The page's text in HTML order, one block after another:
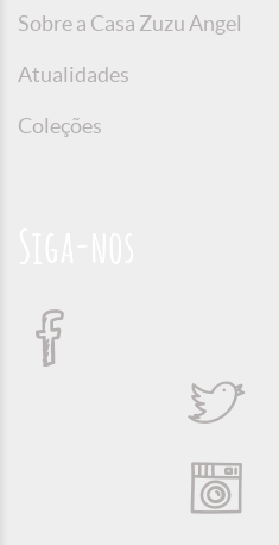
Sobre a Casa Zuzu Angel
Atualidades
Coleções